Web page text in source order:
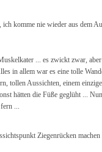
komme nie wieder aus dem
... es zwickt zwar,
in allem war es eine tolle
tollen Aussichten, einem
hätten die Füße geglüht ...
...
Ziegenrücken